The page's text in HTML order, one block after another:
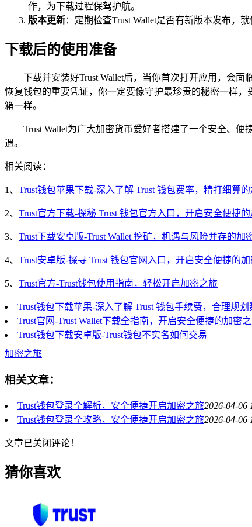
作，为下载过程保驾护航。
版本更新：定期检查Trust Wallet是否有新版本发布，
下载后的使用准备
下载并安装好Trust Wallet后，当你首次打开应用，会
恢复钱包的重要凭证，你一定要像守护最珍贵的秘密一样
箱一样。
Trust Wallet为广大加密货币爱好者搭建了一个安全、
遇。
相关阅读：
1、 Trust钱包苹果下载-深入了解 Trust 钱包费率，精打细算
2、 Trust官方下载-探秘 Trust 钱包官方入口，开启安全便捷
3、 Trust下载安卓版-Trust Wallet 挖矿，机遇与风险并存的加
4、 Trust安卓版-探寻 Trust 钱包官网入口，开启安全便捷的
5、 Trust官方-Trust钱包使用指南，轻松开启加密之旅
Trust钱包下载苹果-深入了解 Trust 钱包手续费，合理规
Trust官网-Trust Wallet下载全指南，开启安全便捷的加密
Trust钱包下载安卓版-Trust钱包不实名如何交易
加密之旅
相关文章：
Trust钱包登录全解析，安全便捷开启加密之旅2026-04-06
Trust钱包登录全攻略，安全便捷开启加密之旅2026-04-06
文章已关闭评论！
猜你喜欢